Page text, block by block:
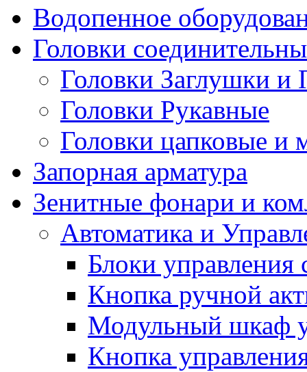
Водопенное
Головки
Головки Заглушки и
Головки Рукавные
Головки цапковые и
Запорная арматура
Зенитные фонари и
Автоматика и
Блоки
Кнопка ручной
Модульный шкаф
Кнопка